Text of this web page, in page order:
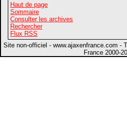
Haut de page
Sommaire
Consulter les archives
Rechercher
Flux RSS
Site non-officiel - www.ajaxenfrance.com -
France 2000-